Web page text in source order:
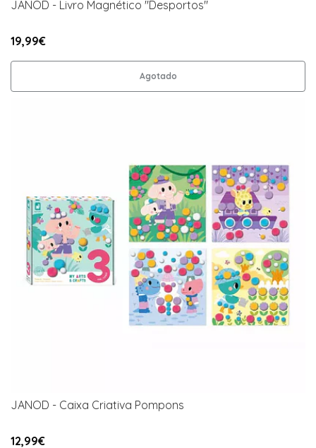
JANOD - Livro Magnético "Desportos"
19,99€
Agotado
JANOD - Caixa Criativa Pompons
12,99€